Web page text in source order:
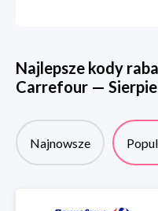
Najlepsze kody
Carrefour —
Najnowsze